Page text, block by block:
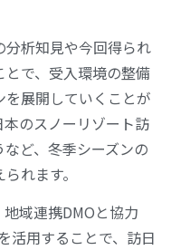
析知見や今回得られ
で、受入環境の整備
展開していくことが
のスノーリゾート訪
ど、冬季シーズンの
れます。
域連携DMOと協力
活用することで、訪日